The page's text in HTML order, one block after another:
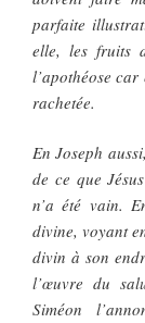
parfaite
elle, les fruits
l’apothéose
rachetée.
En Joseph
de ce que
n’a été vain.
divine, voyant
divin à son
l’œuvre du
Siméon